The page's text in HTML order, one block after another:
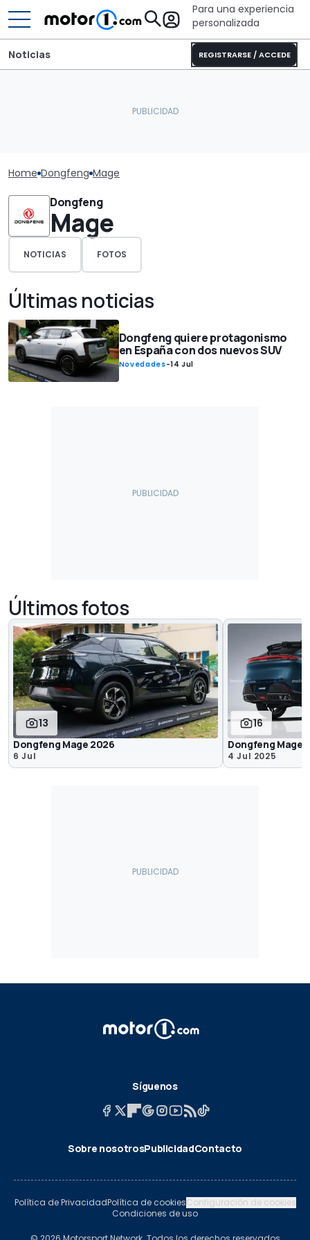
Para una experiencia
personalizada
REGISTRARSE / ACCEDE
Noticias
Home Dongfeng Mage
Dongfeng
Mage
NOTICIAS FOTOS
Últimas noticias
Dongfeng quiere protagonismo
en España con dos nuevos SUV
Novedades-14 Jul
Últimos fotos
13
Dongfeng Mage 2026
6 Jul
16
Dongfeng Mage
4 Jul 2025
Síguenos
Sobre nosotrosPublicidadContacto
Política de PrivacidadPolítica de cookiesConfiguración de cookies
Condiciones de uso